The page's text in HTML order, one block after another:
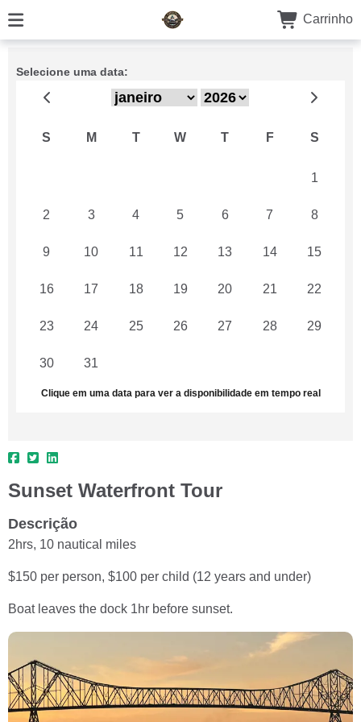
Carrinho
Selecione uma data:
S M T W T F S
1
2 3 4 5 6 7 8
9 10 11 12 13 14 15
16 17 18 19 20 21 22
23 24 25 26 27 28 29
30 31
Clique em uma data para ver a disponibilidade em tempo real
Sunset Waterfront Tour
Descrição
2hrs, 10 nautical miles
$150 per person, $100 per child (12 years and under)
Boat leaves the dock 1hr before sunset.